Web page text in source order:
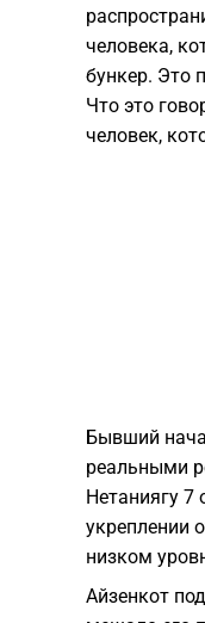
человека,
бункер. Это
Что это
человек,
Бывший
реальными
Нетаниягу 7
укреплении
низком
Айзенкот